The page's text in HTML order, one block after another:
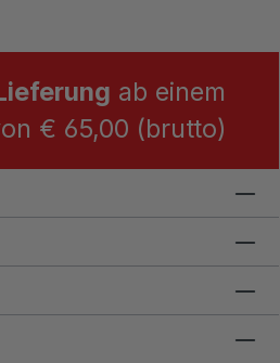
ab einem
€ 65,00 (brutto)